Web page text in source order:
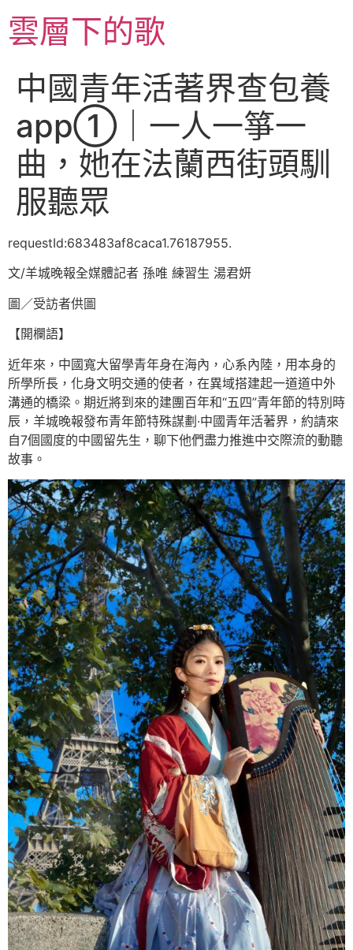
至雲層下的歌
中國青年活著界查包養
app①｜一人一箏一
曲，她在法蘭西街頭馴
服聽眾
requestId:683483af8caca1.76187955.
文/羊城晚報全媒體記者 孫唯 練習生 湯君妍
圖／受訪者供圖
【開欄語】
近年來，中國寬大留學青年身在海內，心系內陸，用本身的
所學所長，化身文明交通的使者，在異域搭建起一道道中外
溝通的橋梁。期近將到來的建團百年和“五四”青年節的特別時
辰，羊城晚報發布青年節特殊謀劃·中國青年活著界，約請來
自7個國度的中國留先生，聊下他們盡力推進中交際流的動聽
故事。